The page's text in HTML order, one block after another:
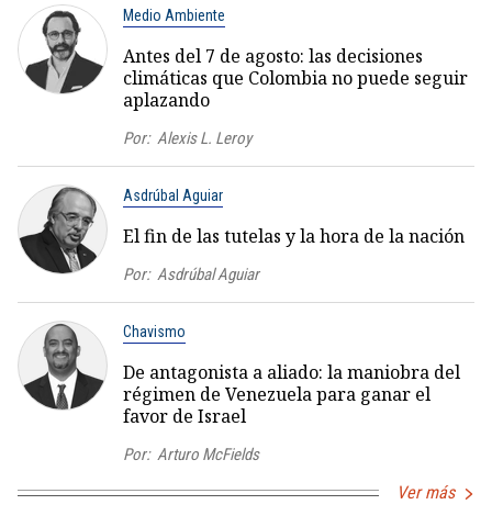
Medio Ambiente
Antes del 7 de agosto: las decisiones
climáticas que Colombia no puede seguir
aplazando
Por: Alexis L. Leroy
Asdrúbal Aguiar
El fin de las tutelas y la hora de la nación
Por: Asdrúbal Aguiar
Chavismo
De antagonista a aliado: la maniobra del
régimen de Venezuela para ganar el
favor de Israel
Por: Arturo McFields
Ver más